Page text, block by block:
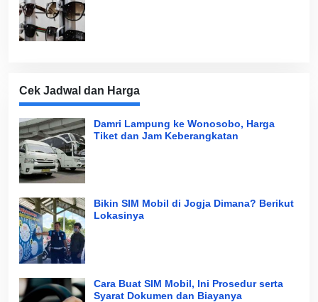
Cek Jadwal dan Harga
Damri Lampung ke Wonosobo, Harga
Tiket dan Jam Keberangkatan
Bikin SIM Mobil di Jogja Dimana? Berikut
Lokasinya
Cara Buat SIM Mobil, Ini Prosedur serta
Syarat Dokumen dan Biayanya